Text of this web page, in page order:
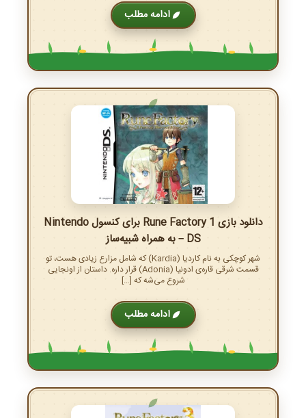
ادامه مطلب
دانلود بازی Rune Factory 1 برای کنسول Nintendo
DS – به همراه شبیه‌ساز
شهر کوچکی به نام کاردیا (Kardia) که شامل مزارع زیادی هست، تو
قسمت شرقی قاره‌ی ادونیا (Adonia) قرار داره. داستان از اونجایی
شروع می‌شه که […]
ادامه مطلب